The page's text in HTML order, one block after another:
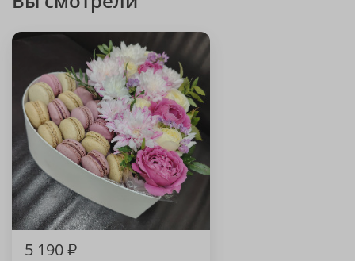
5 190₽